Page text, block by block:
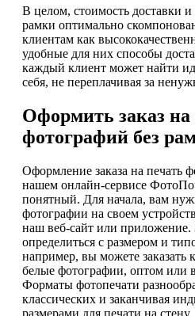
В целом, стоимость доставки
рамки оптимально
клиентам как
удобные для них способы
каждый клиент может найти
себя, не переплачивая за
Оформить заказ на
фотографий без
Оформление заказа на печать
нашем онлайн-сервисе
понятный. Для начала, вам
фотографии на своем
наш веб-сайт или приложение.
определиться с размером и
например, вы можете заказать
белые фотографии, оптом или
Форматы фотопечати
классических и заканчивая
размерами для печати на стену.